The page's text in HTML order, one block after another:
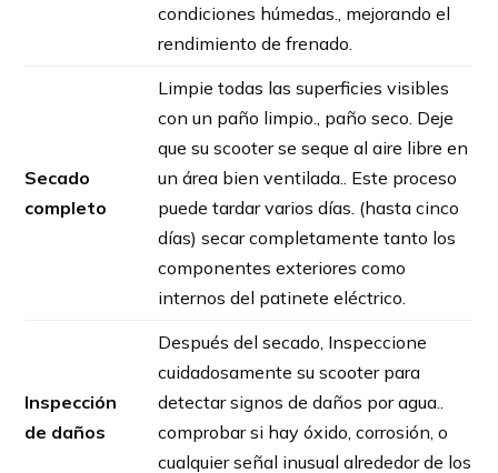
condiciones húmedas., mejorando el
rendimiento de frenado.
Secado
completo
Limpie todas las superficies visibles
con un paño limpio., paño seco. Deje
que su scooter se seque al aire libre en
un área bien ventilada.. Este proceso
puede tardar varios días. (hasta cinco
días) secar completamente tanto los
componentes exteriores como
internos del patinete eléctrico.
Inspección
de daños
Después del secado, Inspeccione
cuidadosamente su scooter para
detectar signos de daños por agua..
comprobar si hay óxido, corrosión, o
cualquier señal inusual alrededor de los